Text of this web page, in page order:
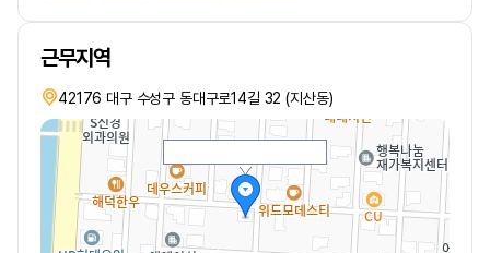
근무지역
42176 대구 수성구 동대구로14길 32 (지산동)